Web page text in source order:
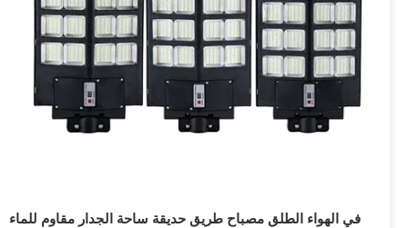
في الهواء الطلق مصباح طريق حديقة ساحة الجدار مقاوم للماء